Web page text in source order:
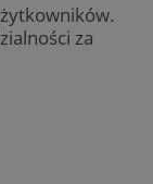
za